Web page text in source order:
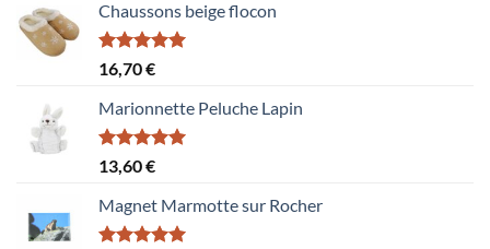
Chaussons beige flocon
Note5.00
sur 5
16,70€
Marionnette Peluche Lapin
Note5.00
sur 5
13,60€
Magnet Marmotte sur Rocher